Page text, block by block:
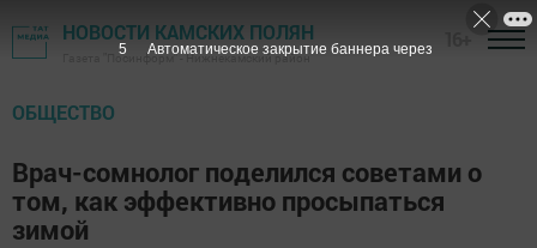
НОВОСТИ КАМСКИХ ПОЛЯН
Газета "Посинформ" - Нижнекамский район
ОБЩЕСТВО
Врач-сомнолог поделился советами о
том, как эффективно просыпаться
зимой
4 Автоматическое закрытие баннера через